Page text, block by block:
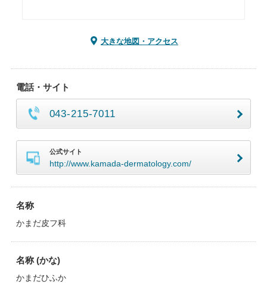
大きな地図・アクセス
電話・サイト
043-215-7011
公式サイト
http://www.kamada-dermatology.com/
名称
かまだ皮フ科
名称 (かな)
かまだひふか